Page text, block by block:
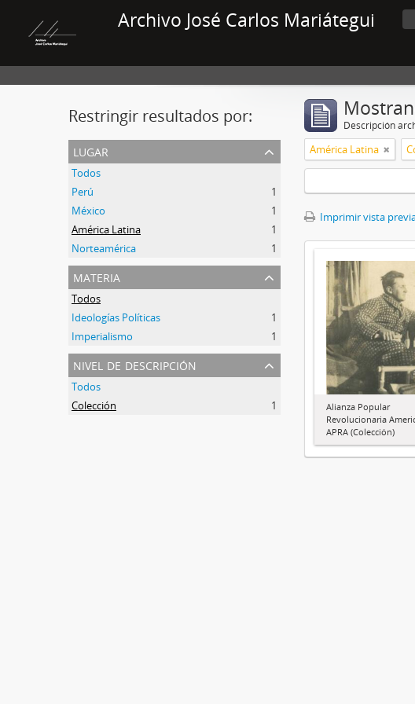
Archivo José Carlos Mariátegui
Restringir resultados por:
lugar
Todos
Perú
1
México
1
América Latina
1
Norteamérica
1
materia
Todos
Ideologías Políticas
1
Imperialismo
1
nivel de descripción
Todos
Colección
1
Descripción
América Latina
Imprimir vista
Alianza Popular
Revolucionaria
APRA (Colección)